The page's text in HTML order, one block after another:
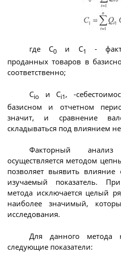
где С0 и С1
-
проданных товаров в
соответственно;
Сio и Сi1, -
базисном и отчетном
значит, и сравнение
складываться под влиянием
Факторный
осуществляется методом
позволяет выявить
изучаемый показатель.
метода исключается целый
наиболее значимый,
исследования.
Для данного метода
следующие показатели: